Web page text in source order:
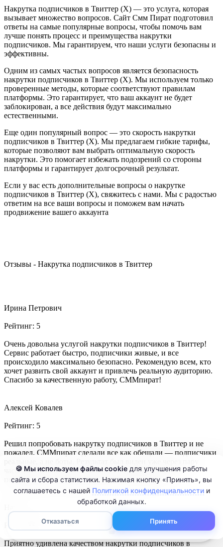
Накрутка подписчиков в Твиттер (X) — это услуга, которая
вызывает множество вопросов. Сайт Смм Пират подготовил
ответы на самые популярные вопросы, чтобы помочь вам
лучше понять процесс и преимущества накрутки
подписчиков. Мы гарантируем, что наши услуги безопасны и
эффективны.
Одним из самых частых вопросов является безопасность
накрутки подписчиков в Твиттер (X). Мы используем только
проверенные методы, которые соответствуют правилам
платформы. Это гарантирует, что ваш аккаунт не будет
заблокирован, а все действия будут максимально
естественными.
Еще один популярный вопрос — это скорость накрутки
подписчиков в Твиттер (X). Мы предлагаем гибкие тарифы,
которые позволяют вам выбрать оптимальную скорость
накрутки. Это помогает избежать подозрений со стороны
платформы и гарантирует долгосрочный результат.
Если у вас есть дополнительные вопросы о накрутке
подписчиков в Твиттер (X), свяжитесь с нами. Мы с радостью
ответим на все ваши вопросы и поможем вам начать
продвижение вашего аккаунта
Отзывы - Накрутка подписчиков в Твиттер
Ирина Петрович
Рейтинг: 5
Очень довольна услугой накрутки подписчиков в Твиттер!
Сервис работает быстро, подписчики живые, и все
происходило максимально безопасно. Рекомендую всем, кто
хочет развить свой аккаунт и привлечь реальную аудиторию.
Спасибо за качественную работу, СММпират!
Алексей Ковалев
Рейтинг: 5
Решил попробовать накрутку подписчиков в Твиттер и не
пожалел. СММпират сделали все как обещали — подписчики
часов. Если вам нужно быстро и без риска набрать
подписчиков, это место, куда стоит обратиться.
Рейтинг:
Приятно удивлена качеством накрутки подписчиков в
🍪 Мы используем файлы cookie для улучшения работы
сайта и сбора статистики. Нажимая кнопку «Принять», вы
соглашаетесь с нашей Политикой конфиденциальностии
обработкой данных.
Отказаться Принять